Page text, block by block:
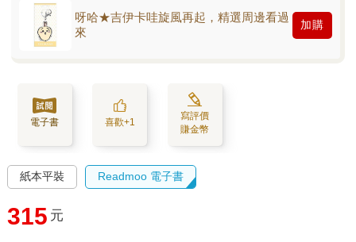
呀哈★吉伊卡哇旋風再起，精選周邊看過
來
加購
電子書 喜歡+1
寫評價
賺金幣
紙本平裝 Readmoo 電子書
315 元